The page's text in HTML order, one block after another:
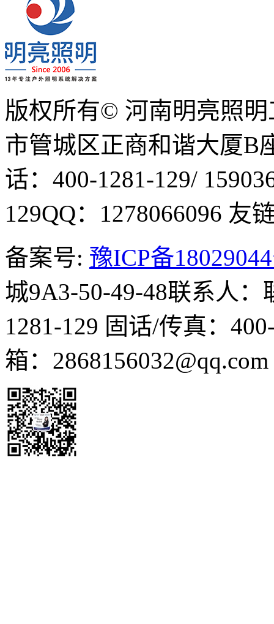
版权所有© 河南明亮照
市管城区正商和谐大厦B
话：400-1281-129/
129QQ：1278066096 友
备案号: 豫ICP备
城9A3-50-49-48联系人：
1281-129 固话/传真：
箱：2868156032@qq.com